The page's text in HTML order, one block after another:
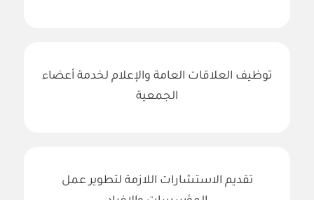
توظيف العلاقات العامة والإعلام لخدمة أعضاء
الجمعية
تقديم الاستشارات اللازمة لتطوير عمل